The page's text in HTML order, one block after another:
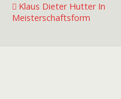
Klaus Dieter Hutter In
Meisterschaftsform